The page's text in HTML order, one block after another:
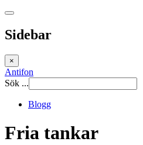
Sidebar
×
Antifon
Sök ...
Blogg
Fria tankar